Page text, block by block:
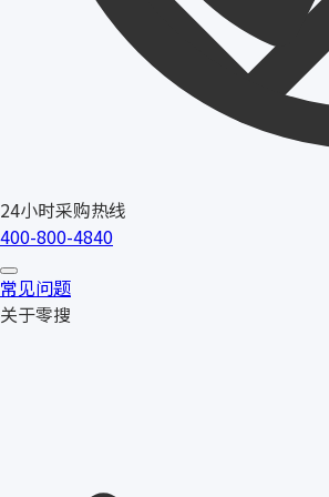
24小时采购热线
400-800-4840
常见问题
关于零搜